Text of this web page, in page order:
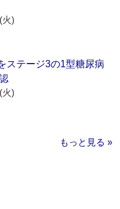
火)
ステージ3の1型糖尿病
火)
もっと見る »